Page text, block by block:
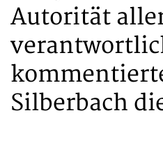
Autorität
Silberbach